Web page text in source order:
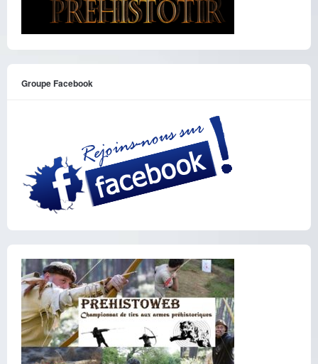
Groupe Facebook